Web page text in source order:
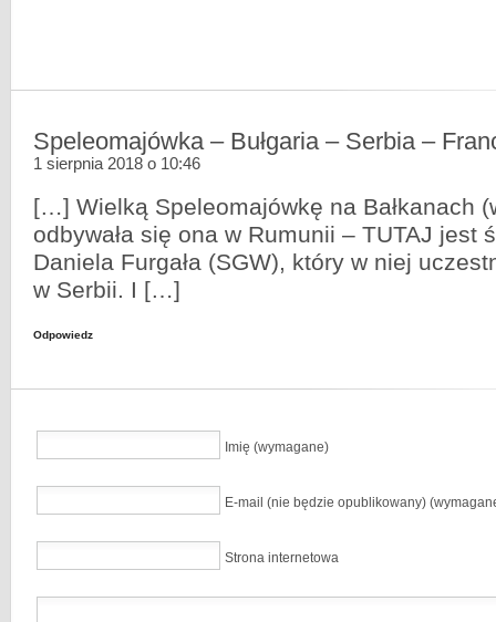
Speleomajówka – Bułgaria – Serbia –
1 sierpnia 2018 o 10:46
[…] Wielką Speleomajówkę na Bałkanach
odbywała się ona w Rumunii – TUTAJ jest
Daniela Furgała (SGW), który w niej
w Serbii. I […]
Odpowiedz
Imię (wymagane)
E-mail (nie będzie opublikowany)
Strona internetowa